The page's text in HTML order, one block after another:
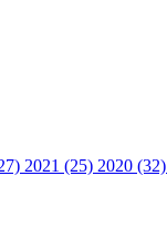
2021 (25) 2020 (32)